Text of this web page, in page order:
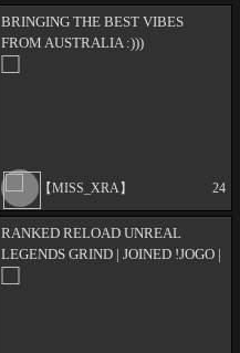
BRINGING THE BEST VIBES
FROM AUSTRALIA :)))
【MISS_XRA】 24
RANKED RELOAD UNREAL
LEGENDS GRIND | JOINED !JOGO |